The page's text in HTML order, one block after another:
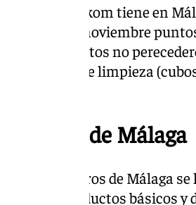
que Maskom tiene en
viernes 8 de noviembre
alimentos no
y material de limpieza
de Málaga
de Bomberos de Málaga
productos básicos